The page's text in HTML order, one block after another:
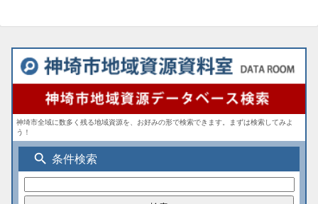
神埼市全域に数多く残る地域資源を、お好みの形で検索できます。まずは検索してみよ
う！
search 条件検索